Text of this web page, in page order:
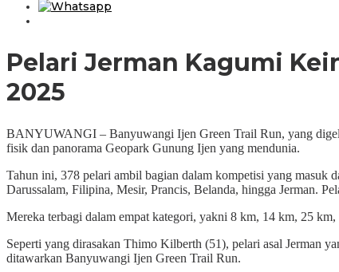
Pelari Jerman Kagumi
2025
BANYUWANGI – Banyuwangi Ijen Green Trail Run, yang
fisik dan panorama Geopark Gunung Ijen yang mendunia.
Tahun ini, 378 pelari ambil bagian dalam kompetisi yang masuk
Darussalam, Filipina, Mesir, Prancis, Belanda, hingga Jerman.
Mereka terbagi dalam empat kategori, yakni 8 km, 14 km, 25 km,
Seperti yang dirasakan Thimo Kilberth (51), pelari asal Jerman
ditawarkan Banyuwangi Ijen Green Trail Run.